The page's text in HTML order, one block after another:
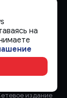
в
издание
на